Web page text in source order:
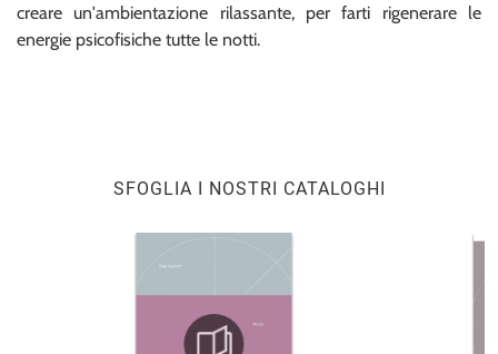
creare un'ambientazione rilassante, per farti rigenerare le
energie psicofisiche tutte le notti.
SFOGLIA I NOSTRI CATALOGHI